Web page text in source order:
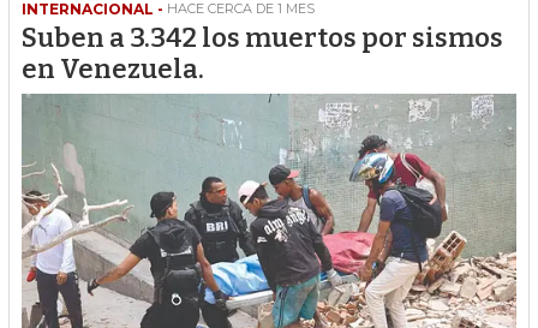
INTERNACIONAL - HACE CERCA DE 1 MES
Suben a 3.342 los muertos por sismos
en Venezuela.